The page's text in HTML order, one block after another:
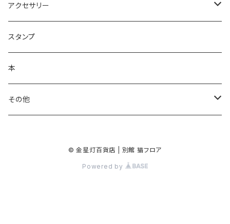
ノート・メモ帳
ラッピングペーパー
ポスター
シール・ステッカー
手ぬぐいハンカチ
クリーナークロス
バッグ
アクセサリー
ネックレス
バッジ・ブローチ
キーホルダー
スタンプ
本
その他
© 金星灯百貨店 | 別館 猫フロア
Powered by